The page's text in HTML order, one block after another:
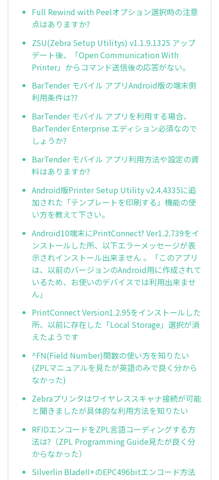
Full Rewind with Peelオプション選択時の注意
点はありますか?
ZSU(Zebra Setup Utilitys) v1.1.9.1325 アップ
デート後、「Open Communication With
Printer」からコマンド送信後の応答がない。
BarTender モバイル アプリAndroid版の端末側
利用条件は??
BarTender モバイル アプリを利用する場合、
BarTender Enterprise エディション必須なので
しょうか?
BarTender モバイル アプリ利用方法や設定の資
料はありますか?
Android版Printer Setup Utility v2.4.4335に追
加された「テンプレートを印刷する」機能の使
い方を教えて下さい。
Android10端末にPrintConnect? Ver1.2.739をイ
ンストールした所、以下エラーメッセージが表
示されインストール出来ません 。「このアプリ
は、以前のバージョンのAndroid用に作成されて
いるため、お使いのデバイスでは利用出来ませ
ん」
PrintConnect Version1.2.95をインストールした
所、以前に存在した「Local Storage」選択が消
えたようです
^FN(Field Number)関数の使い方を知りたい
(ZPLマニュアルを見たが英語のみで良く分から
なかった)
Zebraプリンタはワイヤレススキャナ接続が可能
と聞きましたが具体的な利用方法を知りたい
RFIDエンコードをZPL言語コーディングする方
法は?（ZPL Programming Guide見たが良く分
からなかった）
Silverlin BladeII+のEPC496bitエンコード方法